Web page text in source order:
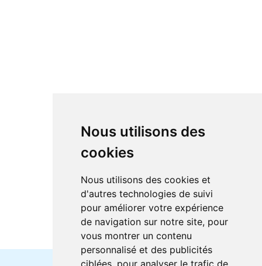
Nous utilisons des
cookies
Nous utilisons des cookies et
d'autres technologies de suivi
pour améliorer votre expérience
de navigation sur notre site, pour
vous montrer un contenu
personnalisé et des publicités
ciblées, pour analyser le trafic de